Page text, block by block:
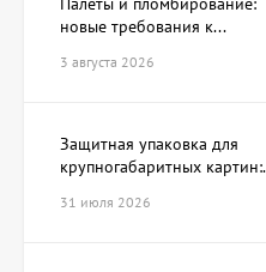
Скульптура Поиск
Акварель Заговор
Венеры, художник
новые требования к...
3 августа 2026
Защитная упаковка для
крупногабаритных
31 июля 2026